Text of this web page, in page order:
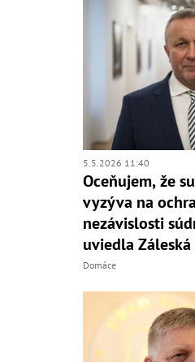
5.5.2026 11:40
Oceňujem, že
vyzýva na
nezávislosti
uviedla Záleská
Domáce